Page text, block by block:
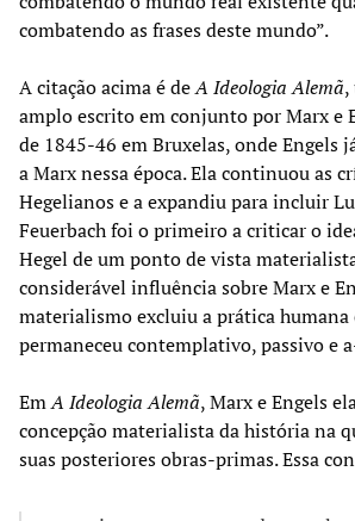
combatendo as frases deste mundo”.
A citação acima é deA Ideologia Alemã,
amplo escrito em conjunto por Marx e
de 1845-46 em Bruxelas, onde Engels
a Marx nessa época. Ela continuou as
Hegelianos e a expandiu para incluir
Feuerbach foi o primeiro a criticar o
Hegel de um ponto de vista
considerável influência sobre Marx e
materialismo excluiu a prática humana
permaneceu contemplativo, passivo e
EmA Ideologia Alemã, Marx e Engels
concepção materialista da história na
suas posteriores obras-primas. Essa